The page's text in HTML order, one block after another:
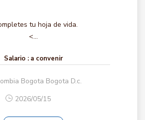
tu hoja de vida.
<...
Salario : a convenir
Bogota Bogota D.c.
2026/05/15